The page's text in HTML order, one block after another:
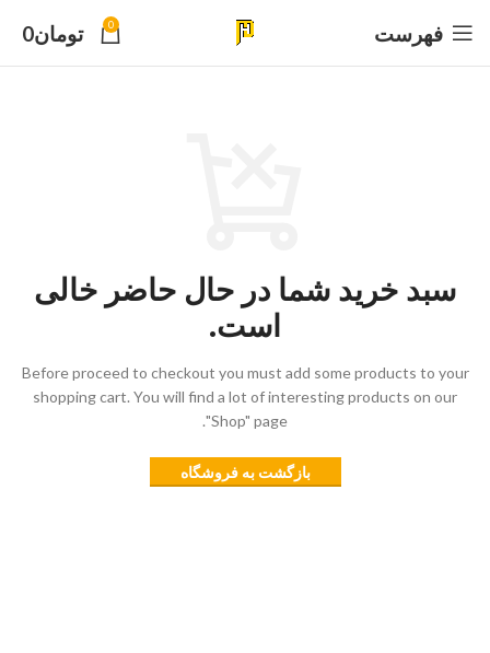
فهرست 0 تومان0
سبد خرید شما در حال حاضر خالی
است.
Before proceed to checkout you must add some products to your
shopping cart. You will find a lot of interesting products on our
"Shop" page.
بازگشت به فروشگاه